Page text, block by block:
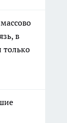
в
только